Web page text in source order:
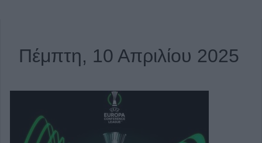
Πέμπτη, 10 Απριλίου 2025